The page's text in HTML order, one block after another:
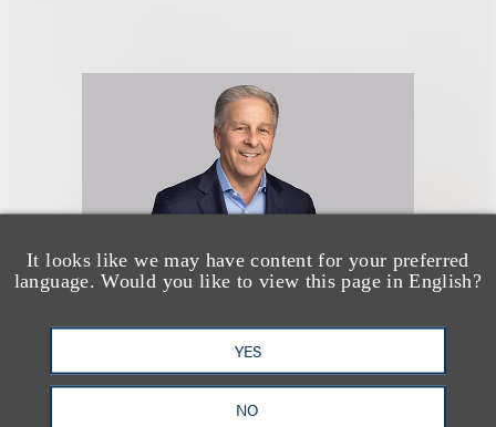
It looks like we may have content for your preferred
language. Would you like to view this page in English?
YES
NO